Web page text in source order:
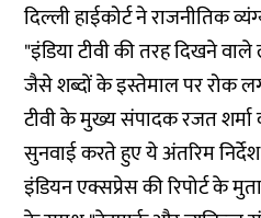
दिल्ली हाईकोर्ट ने राजनीतिक
"इंडिया टीवी की तरह दिखने
जैसे शब्दों के इस्तेमाल पर रोक
टीवी के मुख्य संपादक रजत
सुनवाई करते हुए ये अंतरिम
इंडियन एक्सप्रेस कीरिपोर्टके